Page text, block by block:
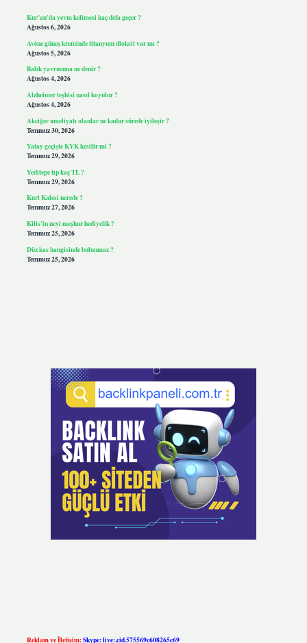
Kur’an’da yevm kelimesi kaç defa geçer ?
Ağustos 6, 2026
Avène güneş kreminde titanyum dioksit var mı ?
Ağustos 5, 2026
Balık yavrusuna ne denir ?
Ağustos 4, 2026
Alzheimer teşhisi nasıl koyulur ?
Ağustos 4, 2026
Akciğer ameliyatı olanlar ne kadar sürede iyileşir ?
Temmuz 30, 2026
Yatay geçişte KYK kesilir mi ?
Temmuz 29, 2026
Yeditepe tıp kaç TL ?
Temmuz 29, 2026
Kurt Kalesi nerede ?
Temmuz 27, 2026
Kilis’in neyi meşhur hediyelik ?
Temmuz 25, 2026
Düz kas hangisinde bulunmaz ?
Temmuz 25, 2026
Reklam ve İletişim:Skype: live:.cid.575569c608265c69